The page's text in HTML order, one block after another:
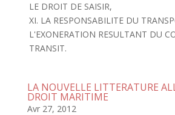
LE DROIT DE SAISIR,
XI. LA RESPONSABILITE DU
L'EXONERATION RESULTANT DU
TRANSIT.
LA NOUVELLE LITTERATURE
DROIT MARITIME
Avr 27, 2012